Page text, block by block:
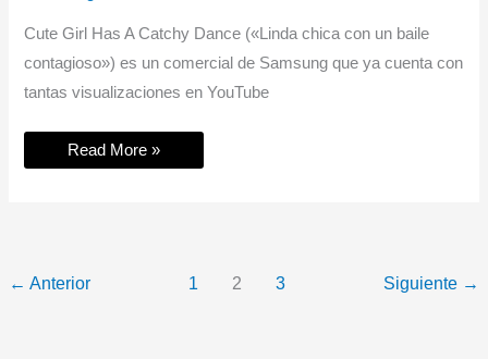
Cute Girl Has A Catchy Dance («Linda chica con un baile
contagioso») es un comercial de Samsung que ya cuenta con
tantas visualizaciones en YouTube
Marketing
Read More »
← Anterior 1 2 3 Siguiente →